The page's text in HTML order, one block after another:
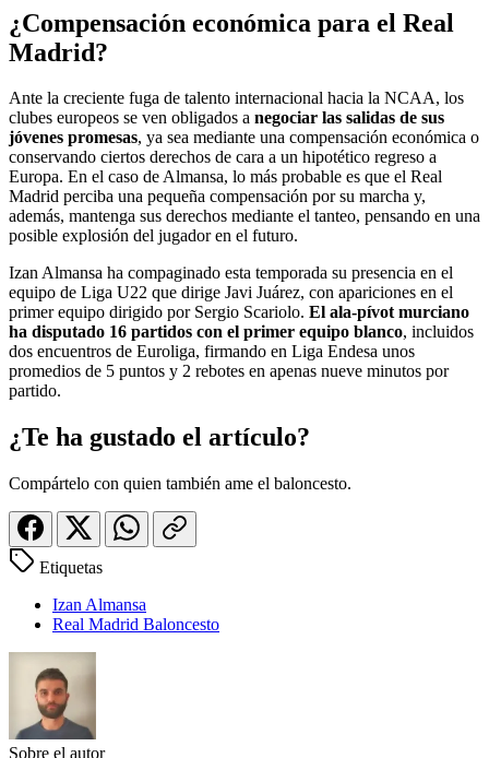
¿Compensación económica para el Real
Madrid?
Ante la creciente fuga de talento internacional hacia la NCAA, los
clubes europeos se ven obligados a negociar las salidas de sus
jóvenes promesas, ya sea mediante una compensación económica o
conservando ciertos derechos de cara a un hipotético regreso a
Europa. En el caso de Almansa, lo más probable es que el Real
Madrid perciba una pequeña compensación por su marcha y,
además, mantenga sus derechos mediante el tanteo, pensando en una
posible explosión del jugador en el futuro.
Izan Almansa ha compaginado esta temporada su presencia en el
equipo de Liga U22 que dirige Javi Juárez, con apariciones en el
primer equipo dirigido por Sergio Scariolo. El ala-pívot murciano
ha disputado 16 partidos con el primer equipo blanco, incluidos
dos encuentros de Euroliga, firmando en Liga Endesa unos
promedios de 5 puntos y 2 rebotes en apenas nueve minutos por
partido.
¿Te ha gustado el artículo?
Compártelo con quien también ame el baloncesto.
Etiquetas
Izan Almansa
Real Madrid Baloncesto
Sobre el autor